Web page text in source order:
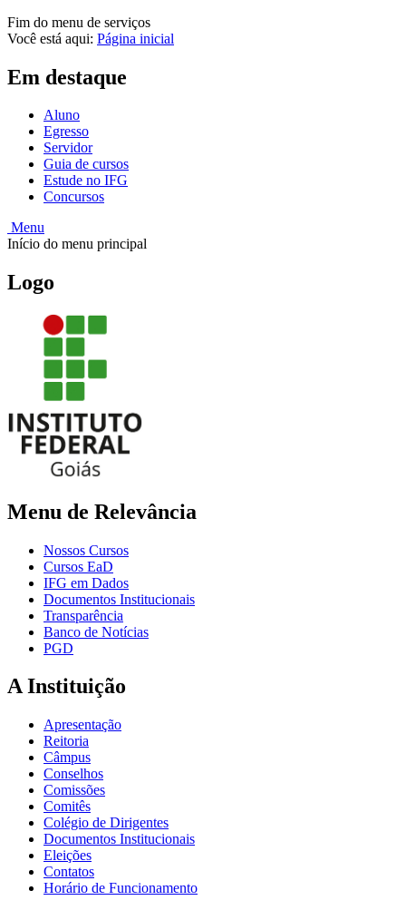
Fim do menu de serviços
Você está aqui: Página inicial
Em destaque
Aluno
Egresso
Servidor
Guia de cursos
Estude no IFG
Concursos
Menu
Início do menu principal
Logo
Menu de Relevância
Nossos Cursos
Cursos EaD
IFG em Dados
Documentos Institucionais
Transparência
Banco de Notícias
PGD
A Instituição
Apresentação
Reitoria
Câmpus
Conselhos
Comissões
Comitês
Colégio de Dirigentes
Documentos Institucionais
Eleições
Contatos
Horário de Funcionamento